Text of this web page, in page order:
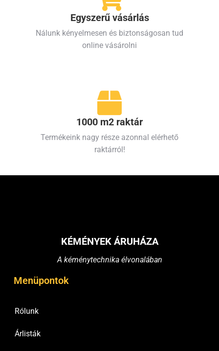
Egyszerű vásárlás
Nálunk kényelmesen és biztonságosan tud
online vásárolni
1000 m2 raktár
Termékeink nagy része azonnal elérhető
raktárról!
KÉMÉNYEK ÁRUHÁZA
A kéménytechnika élvonalában
Menüpontok
Rólunk
Árlisták